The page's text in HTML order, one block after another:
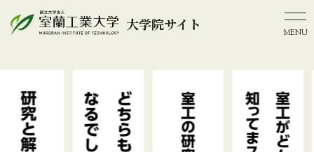
大学院サイト MENU